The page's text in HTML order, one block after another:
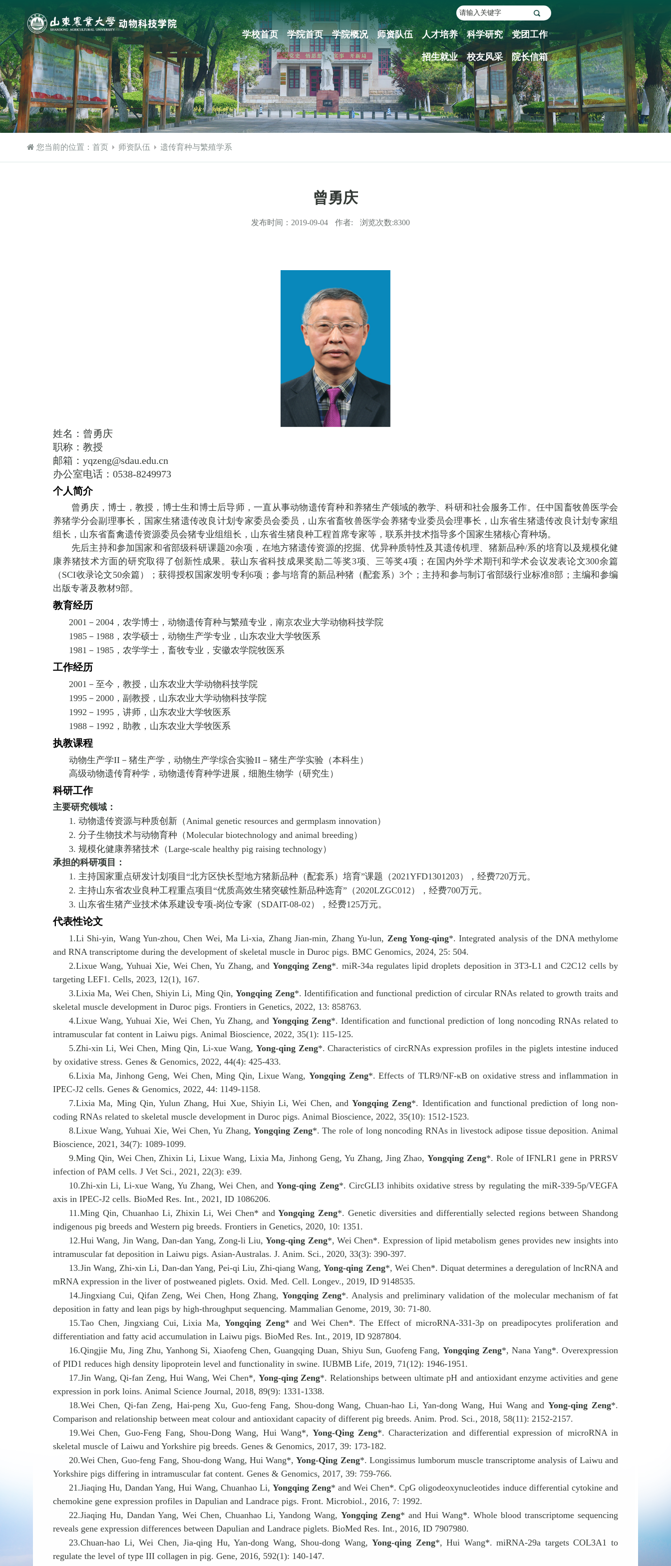
学校首页 学院首页 学院概况 师资队伍 人才培养 科学研究 党团工作
招生就业 校友风采 院长信箱
您当前的位置： 首页 师资队伍 遗传育种与繁殖学系
曾勇庆
发布时间： 2019-09-04 作者: 浏览次数:8300
姓名：曾勇庆
职称：教授
邮箱：yqzeng@sdau.edu.cn
办公室电话：0538-8249973
个人简介
曾勇庆，博士，教授，博士生和博士后导师，一直从事动物遗传育种和养猪生产领域的教学、科研和社会服务工作。任中国畜牧兽医学会
养猪学分会副理事长，国家生猪遗传改良计划专家委员会委员，山东省畜牧兽医学会养猪专业委员会理事长，山东省生猪遗传改良计划专家组
组长，山东省畜禽遗传资源委员会猪专业组组长，山东省生猪良种工程首席专家等，联系并技术指导多个国家生猪核心育种场。
先后主持和参加国家和省部级科研课题20余项，在地方猪遗传资源的挖掘、优异种质特性及其遗传机理、猪新品种/系的培育以及规模化健
康养猪技术方面的研究取得了创新性成果。获山东省科技成果奖励二等奖3项、三等奖4项；在国内外学术期刊和学术会议发表论文300余篇
（ SCI收录论文50余篇）；获得授权国家发明专利6项；参与培育的新品种猪（配套系）3个；主持和参与制订省部级行业标准8部；主编和参编
出版专著及教材9部。
教育经历
2001 －2004 ，农学博士，动物遗传育种与繁殖专业，南京农业大学动物科技学院
1985 － 1988 ，农学硕士，动物生产学专业，山东农业大学牧医系
1981 － 1985 ，农学学士，畜牧专业，安徽农学院牧医系
工作经历
2001 －至今，教授，山东农业大学动物科技学院
1995 －2000 ，副教授，山东农业大学动物科技学院
1992 － 1995 ，讲师，山东农业大学牧医系
1988 － 1992 ，助教，山东农业大学牧医系
执教课程
动物生产学II －猪生产学，动物生产学综合实验II －猪生产学实验（本科生）
高级动物遗传育种学，动物遗传育种学进展，细胞生物学（研究生）
科研工作
主要研究领域：
1.动物遗传资源与种质创新（Animal genetic resources and germplasm innovation）
2.分子生物技术与动物育种（Molecular biotechnology and animal breeding ）
3.规模化健康养猪技术（Large-scale healthy pig raising technology）
承担的科研项目：
1. 主持国家重点研发计划项目 “北方区快长型地方猪新品种（配套系）培育”课题（2021YFD1301203），经费720万元。
2. 主持山东省农业良种工程重点项目 “优质高效生猪突破性新品种选育” （2020LZGC012 ），经费700万元。
3. 山东省生猪产业技术体系建设专项-岗位专家（ SDAIT-08-02 ），经费125万元。
代表性论文
1.Li Shi-yin, Wang Yun-zhou, Chen Wei, Ma Li-xia, Zhang Jian-min, Zhang Yu-lun, Zeng Yong-qing*. Integrated analysis of the DNA methylome
and RNA transcriptome during the development of skeletal muscle in Duroc pigs. BMC Genomics, 2024, 25: 504.
2.Lixue Wang, Yuhuai Xie, Wei Chen, Yu Zhang, andYongqing Zeng*. miR-34a regulates lipid droplets deposition in 3T3-L1 and C2C12 cells by
targeting LEF1. Cells, 2023, 12(1), 167.
3.Lixia Ma, Wei Chen, Shiyin Li, Ming Qin,Yongqing Zeng*. Identifification and functional prediction of circular RNAs related to growth traits and
skeletal muscle development in Duroc pigs. Frontiers in Genetics, 2022, 13: 858763.
4.Lixue Wang, Yuhuai Xie, Wei Chen, Yu Zhang, and Yongqing Zeng*. Identification and functional prediction of long noncoding RNAs related to
intramuscular fat content in Laiwu pigs. Animal Bioscience, 2022, 35(1): 115-125.
5.Zhi-xin Li, Wei Chen, Ming Qin, Li-xue Wang, Yong-qing Zeng*. Characteristics of circRNAs expression profiles in the piglets intestine induced
by oxidative stress. Genes & Genomics, 2022, 44(4): 425-433.
6.Lixia Ma, Jinhong Geng, Wei Chen, Ming Qin, Lixue Wang, Yongqing Zeng*. Effects of TLR9/NF-κB on oxidative stress and inflammation in
IPEC-J2 cells. Genes & Genomics, 2022, 44: 1149-1158.
7.Lixia Ma, Ming Qin, Yulun Zhang, Hui Xue, Shiyin Li, Wei Chen, andYongqing Zeng*. Identification and functional prediction of long non-
coding RNAs related to skeletal muscle development in Duroc pigs. Animal Bioscience, 2022, 35(10): 1512-1523.
8.Lixue Wang, Yuhuai Xie, Wei Chen, Yu Zhang,Yongqing Zeng*. The role of long noncoding RNAs in livestock adipose tissue deposition. Animal
Bioscience, 2021, 34(7): 1089-1099.
9.Ming Qin, Wei Chen, Zhixin Li, Lixue Wang, Lixia Ma, Jinhong Geng, Yu Zhang, Jing Zhao,Yongqing Zeng*. Role of IFNLR1 gene in PRRSV
infection of PAM cells. J Vet Sci., 2021, 22(3): e39.
10.Zhi-xin Li, Li-xue Wang, Yu Zhang, Wei Chen, andYong-qing Zeng*. CircGLI3 inhibits oxidative stress by regulating the miR-339-5p/VEGFA
axis in IPEC-J2 cells. BioMed Res. Int., 2021, ID 1086206.
11.Ming Qin, Chuanhao Li, Zhixin Li, Wei Chen* andYongqing Zeng*. Genetic diversities and differentially selected regions between Shandong
indigenous pig breeds and Western pig breeds. Frontiers in Genetics, 2020, 10: 1351.
12.Hui Wang, Jin Wang, Dan-dan Yang, Zong-li Liu,Yong-qing Zeng*, Wei Chen*. Expression of lipid metabolism genes provides new insights into
intramuscular fat deposition in Laiwu pigs. Asian-Australas. J. Anim. Sci., 2020, 33(3): 390-397.
13.Jin Wang, Zhi-xin Li, Dan-dan Yang, Pei-qi Liu, Zhi-qiang Wang,Yong-qing Zeng*, Wei Chen*. Diquat determines a deregulation of lncRNA and
mRNA expression in the liver of postweaned piglets. Oxid. Med. Cell. Longev., 2019, ID 9148535.
14.Jingxiang Cui, Qifan Zeng, Wei Chen, Hong Zhang, Yongqing Zeng*. Analysis and preliminary validation of the molecular mechanism of fat
deposition in fatty and lean pigs by high-throughput sequencing. Mammalian Genome, 2019, 30: 71-80.
15.Tao Chen, Jingxiang Cui, Lixia Ma,Yongqing Zeng* and Wei Chen*. The Effect of microRNA-331-3p on preadipocytes proliferation and
differentiation and fatty acid accumulation in Laiwu pigs. BioMed Res. Int., 2019, ID 9287804.
16.Qingjie Mu, Jing Zhu, Yanhong Si, Xiaofeng Chen, Guangqing Duan, Shiyu Sun, Guofeng Fang,Yongqing Zeng*, Nana Yang*. Overexpression
of PID1 reduces high density lipoprotein level and functionality in swine. IUBMB Life, 2019, 71(12): 1946-1951.
17.Jin Wang, Qi-fan Zeng, Hui Wang, Wei Chen*, Yong-qing Zeng*. Relationships between ultimate pH and antioxidant enzyme activities and gene
expression in pork loins. Animal Science Journal, 2018, 89(9): 1331-1338.
18.Wei Chen, Qi-fan Zeng, Hai-peng Xu, Guo-feng Fang, Shou-dong Wang, Chuan-hao Li, Yan-dong Wang, Hui Wang and Yong-qing Zeng*.
Comparison and relationship between meat colour and antioxidant capacity of different pig breeds. Anim. Prod. Sci., 2018, 58(11): 2152-2157.
19.Wei Chen, Guo-Feng Fang, Shou-Dong Wang, Hui Wang*, Yong-Qing Zeng*. Characterization and differential expression of microRNA in
skeletal muscle of Laiwu and Yorkshire pig breeds. Genes & Genomics, 2017, 39: 173-182.
20.Wei Chen, Guo-feng Fang, Shou-dong Wang, Hui Wang*,Yong-Qing Zeng*. Longissimus lumborum muscle transcriptome analysis of Laiwu and
Yorkshire pigs differing in intramuscular fat content. Genes & Genomics, 2017, 39: 759-766.
21.Jiaqing Hu, Dandan Yang, Hui Wang, Chuanhao Li, Yongqing Zeng* and Wei Chen*. CpG oligodeoxynucleotides induce differential cytokine and
chemokine gene expression profiles in Dapulian and Landrace pigs. Front. Microbiol., 2016, 7: 1992.
22.Jiaqing Hu, Dandan Yang, Wei Chen, Chuanhao Li, Yandong Wang, Yongqing Zeng* and Hui Wang*. Whole blood transcriptome sequencing
reveals gene expression differences between Dapulian and Landrace piglets. BioMed Res. Int., 2016, ID 7907980.
23.Chuan-hao Li, Wei Chen, Jia-qing Hu, Yan-dong Wang, Shou-dong Wang,Yong-qing Zeng*, Hui Wang*. miRNA-29a targets COL3A1 to
regulate the level of type III collagen in pig. Gene, 2016, 592(1): 140-147.